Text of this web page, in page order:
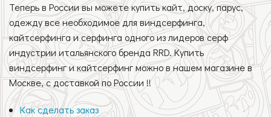
Теперь в России вы можете купить кайт, доску, парус,
одежду все необходимое для виндсерфинга,
кайтсерфинга и серфинга одного из лидеров серф
индустрии итальянского бренда RRD. Купить
виндсерфинг и кайтсерфинг можно в нашем магазине в
Москве, с доставкой по России !!
Как сделать заказ